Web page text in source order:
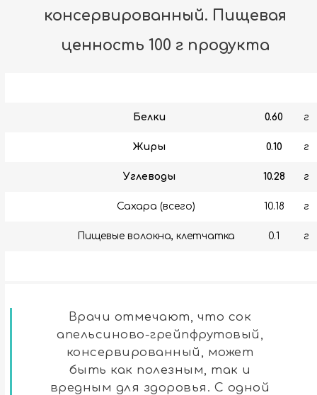
консервированный. Пищевая
ценность 100 г продукта
Белки 0.60 г
Жиры 0.10 г
Углеводы 10.28 г
Сахара (всего) 10.18 г
Пищевые волокна, клетчатка 0.1 г
Врачи отмечают, что сок
апельсиново-грейпфрутовый,
консервированный, может
быть как полезным, так и
вредным для здоровья. С одной